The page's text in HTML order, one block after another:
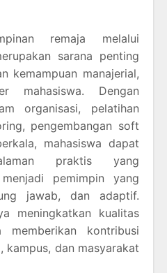
remaja melalui
sarana penting
kemampuan manajerial,
mahasiswa. Dengan
organisasi, pelatihan
pengembangan soft
mahasiswa dapat
praktis yang
pemimpin yang
jawab, dan adaptif.
meningkatkan kualitas
kontribusi
kampus, dan masyarakat